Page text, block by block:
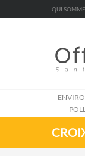
QUI
Cookies management